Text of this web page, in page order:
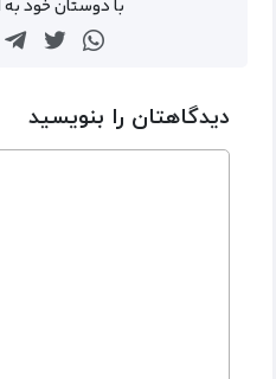
با دوستان خود به
دیدگاهتان را بنویسید